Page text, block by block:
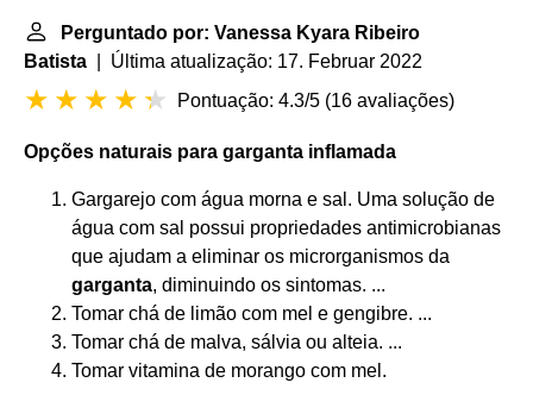
Perguntado por: Vanessa Kyara Ribeiro
Batista | Última atualização: 17. Februar 2022
Pontuação: 4.3/5 (16 avaliações)
Opções naturais para garganta inflamada
Gargarejo com água morna e sal. Uma solução de
água com sal possui propriedades antimicrobianas
que ajudam a eliminar os microrganismos da
garganta, diminuindo os sintomas. ...
Tomar chá de limão com mel e gengibre. ...
Tomar chá de malva, sálvia ou alteia. ...
Tomar vitamina de morango com mel.